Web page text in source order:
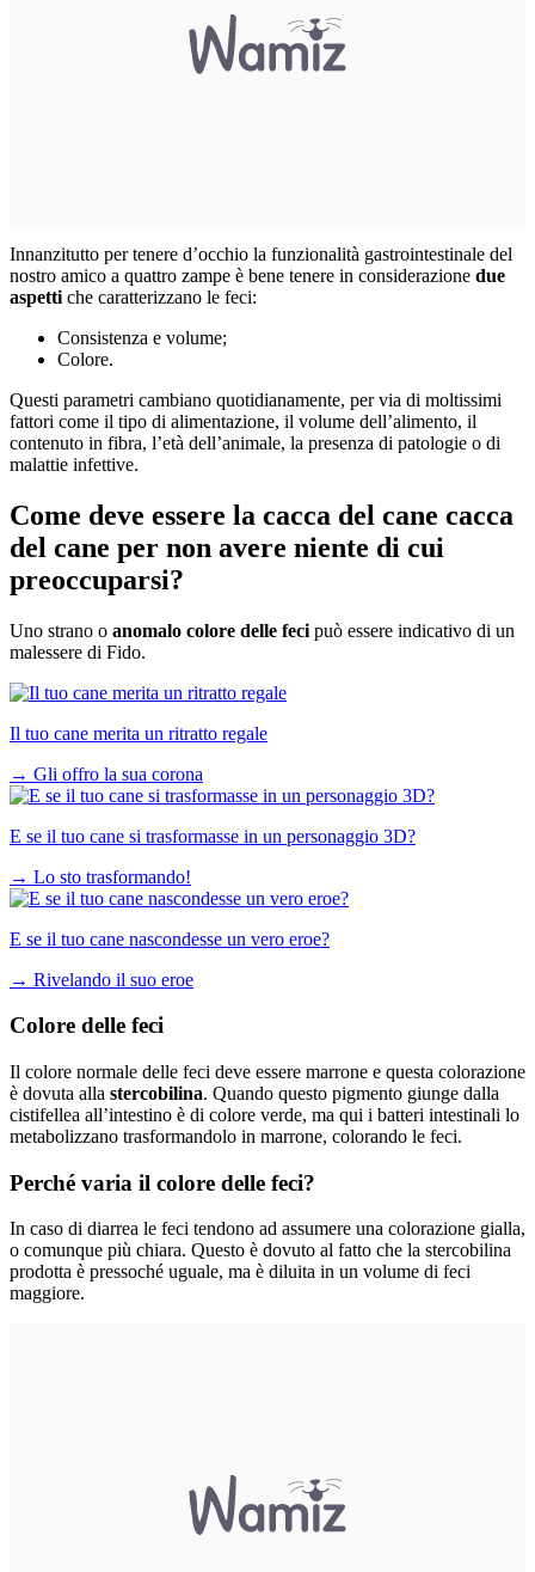
Innanzitutto per tenere d’occhio la funzionalità gastrointestinale del
nostro amico a quattro zampe è bene tenere in considerazione due
aspetti che caratterizzano le feci:
Consistenza e volume;
Colore.
Questi parametri cambiano quotidianamente, per via di moltissimi
fattori come il tipo di alimentazione, il volume dell’alimento, il
contenuto in fibra, l’età dell’animale, la presenza di patologie o di
malattie infettive.
Come deve essere la cacca del cane cacca
del cane per non avere niente di cui
preoccuparsi?
Uno strano o anomalo colore delle feci può essere indicativo di un
malessere di Fido.
Il tuo cane merita un ritratto regale
→ Gli offro la sua corona
E se il tuo cane si trasformasse in un personaggio 3D?
→ Lo sto trasformando!
E se il tuo cane nascondesse un vero eroe?
→ Rivelando il suo eroe
Colore delle feci
Il colore normale delle feci deve essere marrone e questa colorazione
è dovuta alla stercobilina. Quando questo pigmento giunge dalla
cistifellea all’intestino è di colore verde, ma qui i batteri intestinali lo
metabolizzano trasformandolo in marrone, colorando le feci.
Perché varia il colore delle feci?
In caso di diarrea le feci tendono ad assumere una colorazione gialla,
o comunque più chiara. Questo è dovuto al fatto che la stercobilina
prodotta è pressoché uguale, ma è diluita in un volume di feci
maggiore.